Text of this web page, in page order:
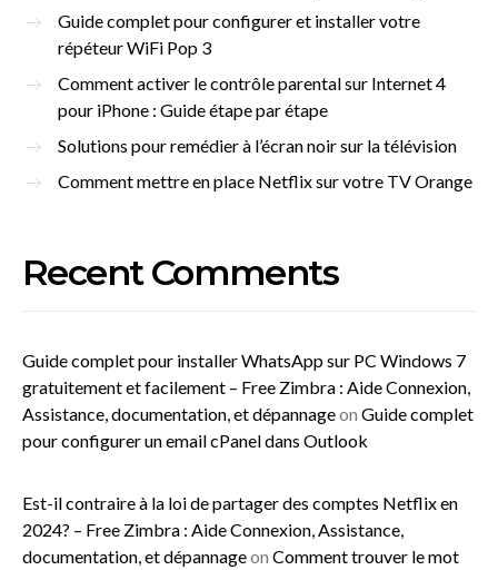
Guide complet pour configurer et installer votre
répéteur WiFi Pop 3
Comment activer le contrôle parental sur Internet 4
pour iPhone : Guide étape par étape
Solutions pour remédier à l’écran noir sur la télévision
Comment mettre en place Netflix sur votre TV Orange
Recent Comments
Guide complet pour installer WhatsApp sur PC Windows 7
gratuitement et facilement – Free Zimbra : Aide Connexion,
Assistance, documentation, et dépannageon Guide complet
pour configurer un email cPanel dans Outlook
Est-il contraire à la loi de partager des comptes Netflix en
2024? – Free Zimbra : Aide Connexion, Assistance,
documentation, et dépannageon Comment trouver le mot